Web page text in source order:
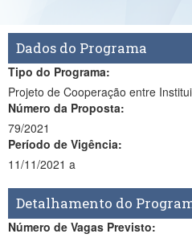
Ministério da Economia
Ministério da Infraestrutura
Ministério da Agricultura, Pecuária e
Ministério da Educação
Ministério da Cidadania
Ministério da Saúde
Ministério de Minas e Energia
Dados do Programa
Tipo do Programa:
Projeto de Cooperação entre
Número da Proposta:
79/2021
Período de Vigência:
11/11/2021 a
Detalhamento do
Número de Vagas Previsto: